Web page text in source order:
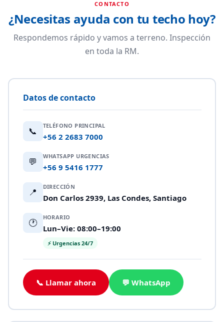
CONTACTO
¿Necesitas ayuda con tu techo hoy?
Respondemos rápido y vamos a terreno. Inspección
en toda la RM.
Datos de contacto
📞 TELÉFONO PRINCIPAL
+56 2 2683 7000
💬 WHATSAPP URGENCIAS
+56 9 5416 1777
📍 DIRECCIÓN
Don Carlos 2939, Las Condes, Santiago
🕐 HORARIO
Lun–Vie: 08:00–19:00
⚡ Urgencias 24/7
📞 Llamar ahora 💬 WhatsApp